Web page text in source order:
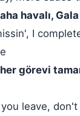
havalı,
I
görevi
leave,